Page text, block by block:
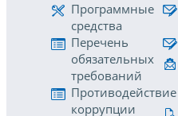
Программные
средства
Перечень
обязательных
требований
Противодействие
коррупции